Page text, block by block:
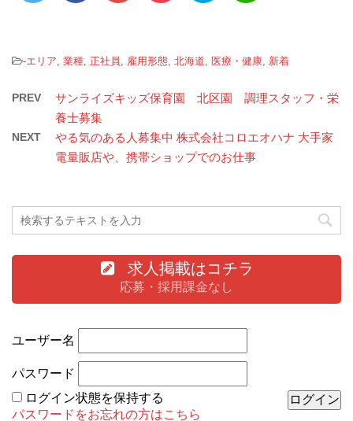
-エリア, 業種, 正社員 , 雇用形態, 北海道, 医療・健康, 新着
PREV
サンライズキッズ保育園 北区園 調理スタッフ・栄
養士募集
NEXT
やる気のある人募集中 株式会社コロエオハナ 大手家
電量販店や、携帯ショップでのお仕事
求人掲載はコチラ
応募・採用課金なし
ユーザー名
パスワード
ログイン状態を保持する
パスワードをお忘れの方はこちら